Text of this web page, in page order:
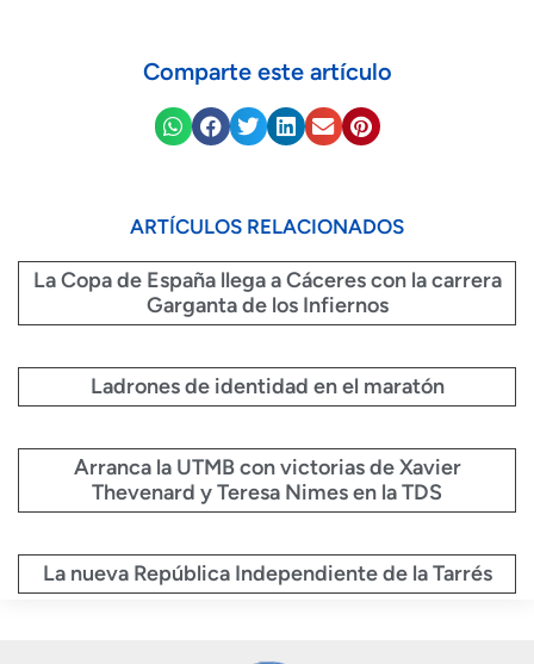
Comparte este artículo
ARTÍCULOS RELACIONADOS
La Copa de España llega a Cáceres con la carrera
Garganta de los Infiernos
Ladrones de identidad en el maratón
Arranca la UTMB con victorias de Xavier
Thevenard y Teresa Nimes en la TDS
La nueva República Independiente de la Tarrés